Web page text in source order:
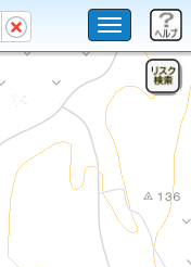
Toggle
navigation